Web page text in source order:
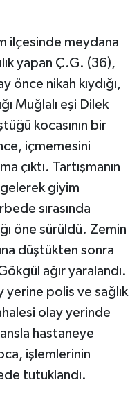
ilçesinde meydana
yapan Ç.G. (36),
önce nikah kıydığı,
Muğlalı eşi Dilek
kocasının bir
içmemesini
çıktı. Tartışmanın
giyim
sırasında
öne sürüldü. Zemin
düştükten sonra
ağır yaralandı.
yerine polis ve sağlık
olay yerinde
hastaneye
işlemlerinin
tutuklandı.